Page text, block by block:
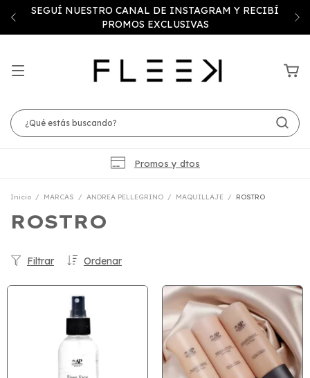
SEGUÍ NUESTRO CANAL DE INSTAGRAM Y RECIBÍ
PROMOS EXCLUSIVAS
Promos y dtos
Inicio / MARCAS / ANDREA PELLEGRINO / MAQUILLAJE / ROSTRO
ROSTRO
Ordenar
Filtrar